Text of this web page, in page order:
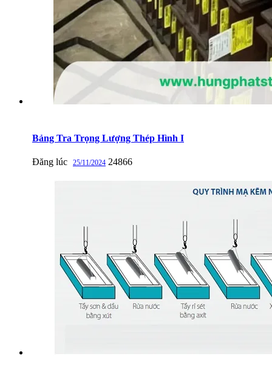
Bảng Tra Trọng Lượng Thép Hình I
Đăng lúc 25/11/2024 24866